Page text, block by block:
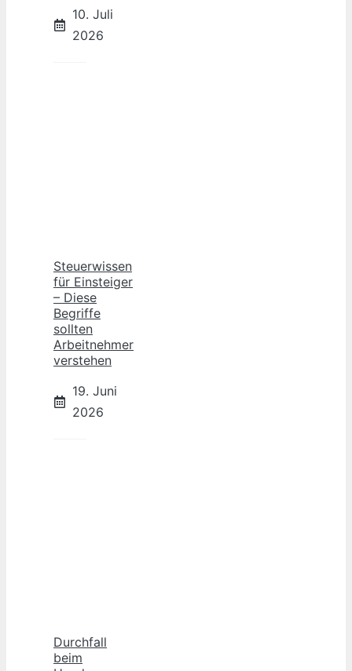
10. Juli
2026
Steuerwissen
für Einsteiger
– Diese
Begriffe
sollten
Arbeitnehmer
verstehen
19. Juni
2026
Durchfall
beim